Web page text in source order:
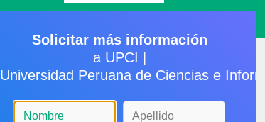
Solicitar más información
a UPCI |
Universidad Peruana de Ciencias e